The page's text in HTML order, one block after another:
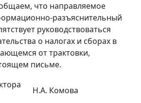
что направляемое
разъяснительный
руководствоваться
о налогах и сборах в
от трактовки,
письме.
Н.А. Комова